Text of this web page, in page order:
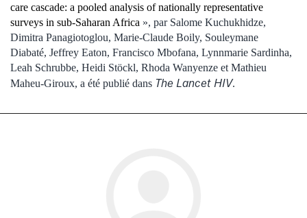
care cascade: a pooled analysis of nationally representative
surveys in sub-Saharan Africa », par Salome Kuchukhidze,
Dimitra Panagiotoglou, Marie-Claude Boily, Souleymane
Diabaté, Jeffrey Eaton, Francisco Mbofana, Lynnmarie Sardinha,
Leah Schrubbe, Heidi Stöckl, Rhoda Wanyenze et Mathieu
Maheu-Giroux, a été publié dans The Lancet HIV.